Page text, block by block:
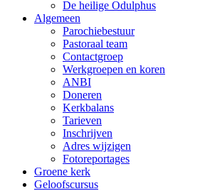
De heilige Odulphus
Algemeen
Parochiebestuur
Pastoraal team
Contactgroep
Werkgroepen en koren
ANBI
Doneren
Kerkbalans
Tarieven
Inschrijven
Adres wijzigen
Fotoreportages
Groene kerk
Geloofscursus